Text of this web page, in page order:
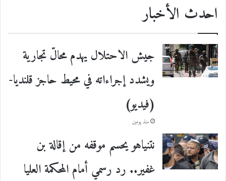
احدث الأخبار
جيش الاحتلال يهدم محالّ تجارية
ويشدد إجراءاته في محيط حاجز قلنديا-
(فيديو)
منذ يومين
نتنياهو يحسم موقفه من إقالة بن
غفير.. رد رسمي أمام المحكمة العليا